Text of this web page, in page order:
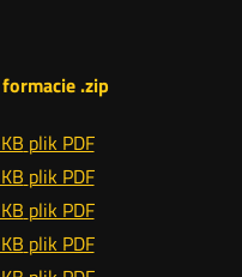
.zip
plik PDF
plik PDF
plik PDF
plik PDF